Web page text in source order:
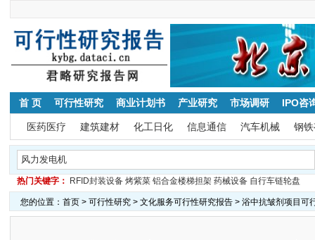
首 页 可行性研究 商业计划书 产业研究 市场调研 IPO咨
医药医疗 建筑建材 化工日化 信息通信 汽车机械 钢
热门关键字： RFID封装设备 烤紫菜 铝合金楼梯担架 药械设备 自行车链轮盘
您的位置： 首页> 可行性研究> 文化服务可行性研究报告> 浴中抗皱剂项目可